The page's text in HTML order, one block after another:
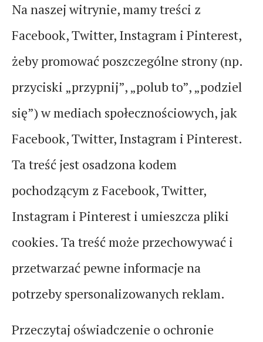
Na naszej witrynie, mamy treści z
Facebook, Twitter, Instagram i Pinterest,
żeby promować poszczególne strony (np.
przyciski „przypnij”, „polub to”, „podziel
się”) w mediach społecznościowych, jak
Facebook, Twitter, Instagram i Pinterest.
Ta treść jest osadzona kodem
pochodzącym z Facebook, Twitter,
Instagram i Pinterest i umieszcza pliki
cookies. Ta treść może przechowywać i
przetwarzać pewne informacje na
potrzeby spersonalizowanych reklam.
Przeczytaj oświadczenie o ochronie